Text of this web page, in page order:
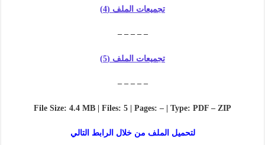
تجميعات الملف (4)
– – – – –
تجميعات الملف (5)
– – – – –
File Size: 4.4 MB | Files: 5 | Pages: – | Type: PDF – ZIP
لتحميل الملف من خلال الرابط التالي